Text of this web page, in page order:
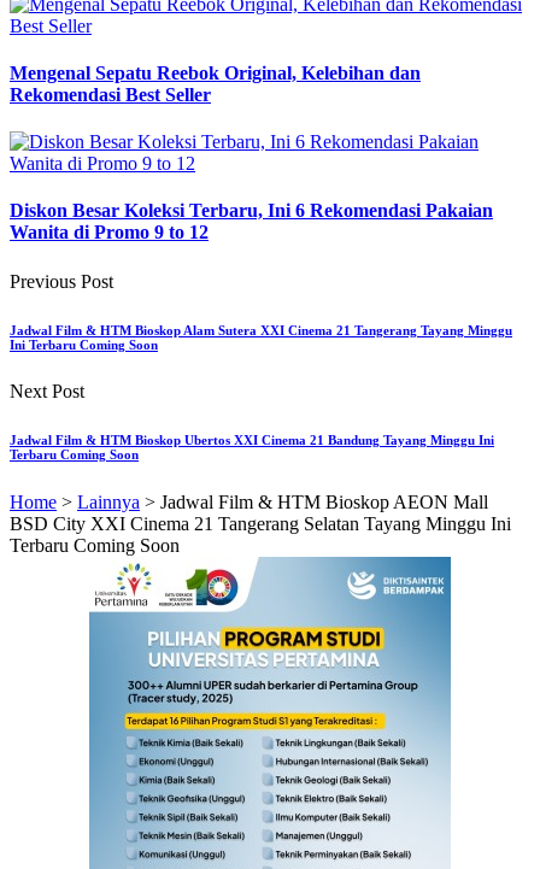
Mengenal Sepatu Reebok Original, Kelebihan dan
Rekomendasi Best Seller
Diskon Besar Koleksi Terbaru, Ini 6 Rekomendasi Pakaian
Wanita di Promo 9 to 12
Previous Post
Jadwal Film & HTM Bioskop Alam Sutera XXI Cinema 21 Tangerang Tayang Minggu
Ini Terbaru Coming Soon
Next Post
Jadwal Film & HTM Bioskop Ubertos XXI Cinema 21 Bandung Tayang Minggu Ini
Terbaru Coming Soon
Home > Lainnya > Jadwal Film & HTM Bioskop AEON Mall
BSD City XXI Cinema 21 Tangerang Selatan Tayang Minggu Ini
Terbaru Coming Soon